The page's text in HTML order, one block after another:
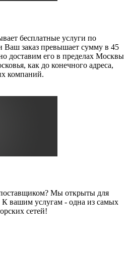
бесплатные услуги по
Ваш заказ превышает сумму в 45
доставим его в пределах Москвы
как до конечного адреса,
компаний.
Мы открыты для
вашим услугам - одна из самых
сетей!